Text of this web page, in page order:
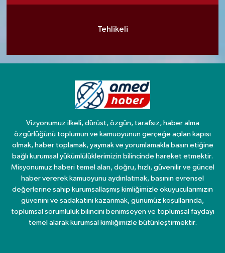
Tehlikeli
Vizyonumuz ilkeli, dürüst, özgün, tarafsız, haber alma
özgürlüğünü toplumun ve kamuoyunun gerçeğe açılan kapısı
olmak, haber toplamak, yaymak ve yorumlamakla basın etiğine
bağlı kurumsal yükümlülüklerimizin bilincinde hareket etmektir.
Misyonumuz haberi temel alan, doğru, hızlı, güvenilir ve güncel
haber vererek kamuoyunu aydınlatmak, basının evrensel
değerlerine sahip kurumsallaşmış kimliğimizle okuyucularımızın
güvenini ve sadakatini kazanmak, günümüz koşullarında,
toplumsal sorumluluk bilincini benimseyen ve toplumsal faydayı
temel alarak kurumsal kimliğimizle bütünleştirmektir.